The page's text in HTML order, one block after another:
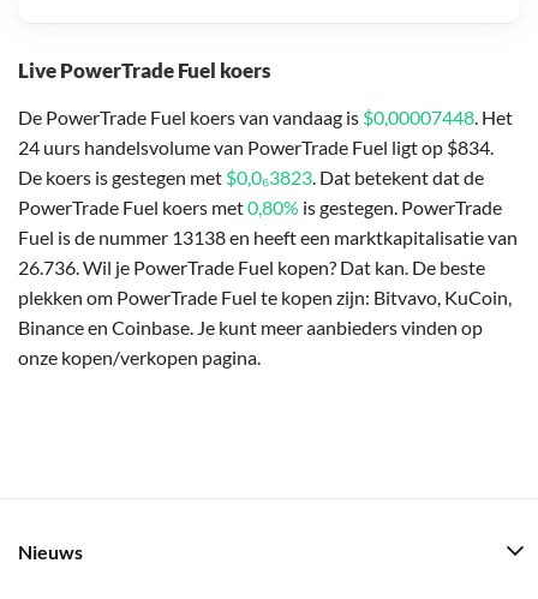
Live PowerTrade Fuel koers
De PowerTrade Fuel koers van vandaag is $0,00007448. Het
24 uurs handelsvolume van PowerTrade Fuel ligt op $834.
De koers is gestegen met $0,0₆3823. Dat betekent dat de
PowerTrade Fuel koers met0,80% is gestegen. PowerTrade
Fuel is de nummer 13138 en heeft een marktkapitalisatie van
26.736. Wil je PowerTrade Fuel kopen? Dat kan. De beste
plekken om PowerTrade Fuel te kopen zijn: Bitvavo, KuCoin,
Binance en Coinbase. Je kunt meer aanbieders vinden op
onze kopen/verkopen pagina.
Nieuws